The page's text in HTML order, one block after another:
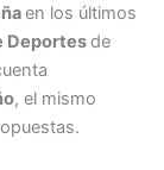
en los últimos
Deportesde
, el mismo